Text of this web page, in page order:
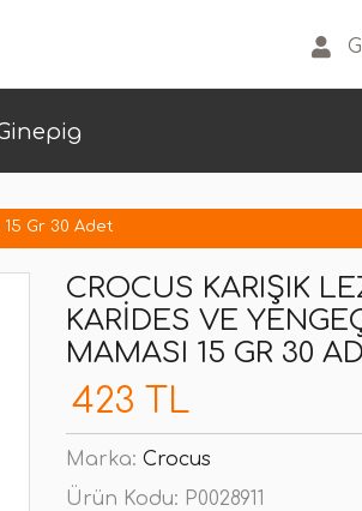
15 Gr 30 Adet
CROCUS KARIŞIK
KARIDES VE
MAMASI 15 GR 30
423 TL
Marka: Crocus
Ürün Kodu: P0028911